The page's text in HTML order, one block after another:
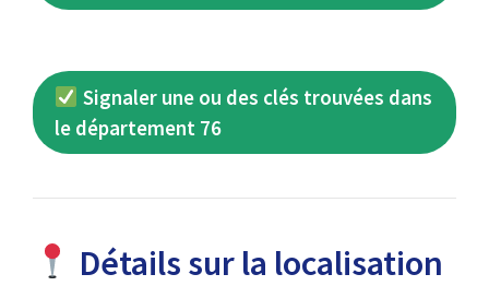
Signaler une ou des clés trouvées dans
le département 76
Détails sur la localisation